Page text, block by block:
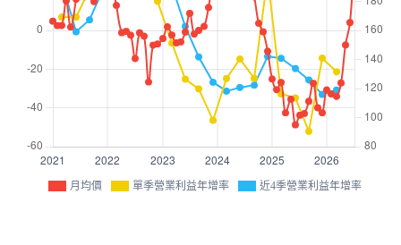
月均價 單季營業利益年增率 近4季營業利益年增率